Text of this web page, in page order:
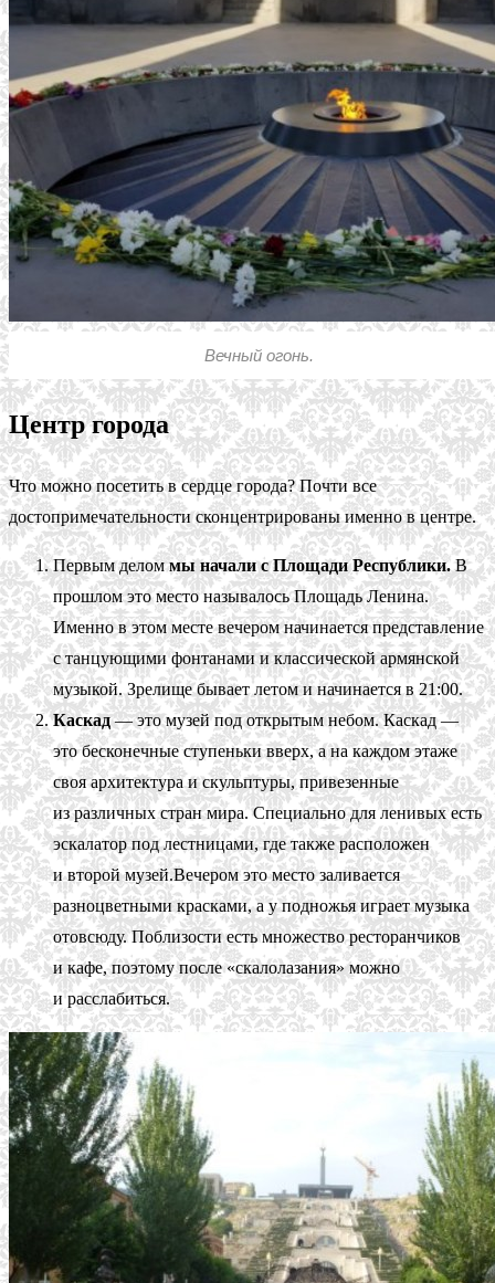
Вечный огонь.
Центр города
Что можно посетить в сердце города? Почти все
достопримечательности сконцентрированы именно в центре.
Первым деломмы начали с Площади Республики.В
прошлом это место называлось Площадь Ленина.
Именно в этом месте вечером начинается представление
с танцующими фонтанами и классической армянской
музыкой. Зрелище бывает летом и начинается в 21:00.
Каскад— это музей под открытым небом. Каскад —
это бесконечные ступеньки вверх, а на каждом этаже
своя архитектура и скульптуры, привезенные
из различных стран мира. Специально для ленивых есть
эскалатор под лестницами, где также расположен
и второй музей.Вечером это место заливается
разноцветными красками, а у подножья играет музыка
отовсюду. Поблизости есть множество ресторанчиков
и кафе, поэтому после «скалолазания» можно
и расслабиться.